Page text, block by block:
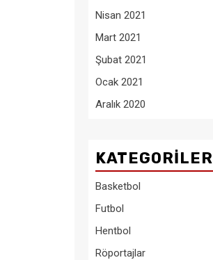
Nisan 2021
Mart 2021
Şubat 2021
Ocak 2021
Aralık 2020
KATEGORILER
Basketbol
Futbol
Hentbol
Röportajlar